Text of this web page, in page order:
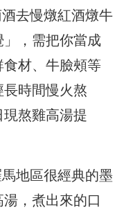
去慢燉紅酒燉牛
，需把你當成
材、牛臉頰等
時間慢火熬
熬雞高湯提
地區很經典的墨
，煮出來的口